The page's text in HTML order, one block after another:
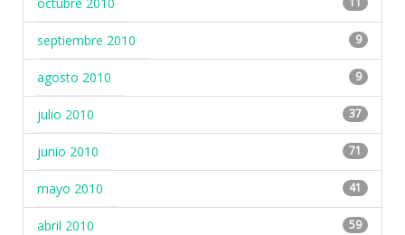
septiembre 2010 9
agosto 2010 9
julio 2010 37
junio 2010 71
mayo 2010 41
abril 2010 59